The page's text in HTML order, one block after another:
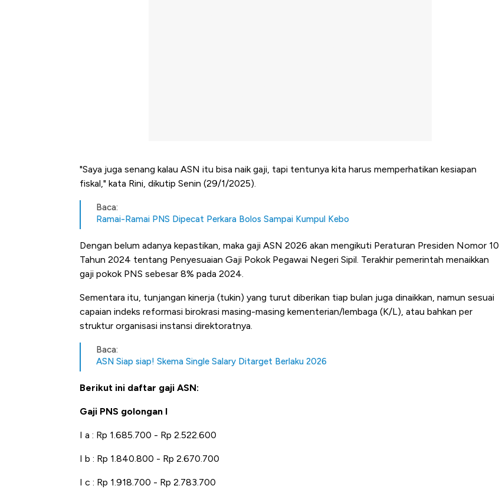
"Saya juga senang kalau ASN itu bisa naik gaji, tapi tentunya kita harus memperhatikan kesiapan
fiskal," kata Rini, dikutip Senin (29/1/2025).
Baca:
Ramai-Ramai PNS Dipecat Perkara Bolos Sampai Kumpul Kebo
Dengan belum adanya kepastikan, maka gaji ASN 2026 akan mengikuti Peraturan Presiden Nomor 10
Tahun 2024 tentang Penyesuaian Gaji Pokok Pegawai Negeri Sipil. Terakhir pemerintah menaikkan
gaji pokok PNS sebesar 8% pada 2024.
Sementara itu, tunjangan kinerja (tukin) yang turut diberikan tiap bulan juga dinaikkan, namun sesuai
capaian indeks reformasi birokrasi masing-masing kementerian/lembaga (K/L), atau bahkan per
struktur organisasi instansi direktoratnya.
Baca:
ASN Siap siap! Skema Single Salary Ditarget Berlaku 2026
Berikut ini daftar gaji ASN:
Gaji PNS golongan I
I a : Rp 1.685.700 - Rp 2.522.600
I b : Rp 1.840.800 - Rp 2.670.700
I c : Rp 1.918.700 - Rp 2.783.700
Tembaga Terbang ke Zona Berbahaya